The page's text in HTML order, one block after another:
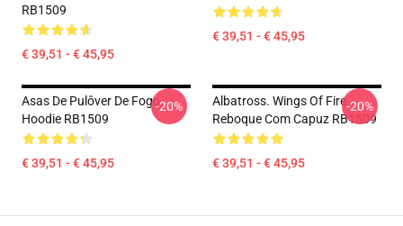
RB1509
€ 39,51 - € 45,95
€ 39,51 - € 45,95
Asas De Pulôver De Fogo
Hoodie RB1509
€ 39,51 - € 45,95
-20%
Albatross. Wings Of Fire
Reboque Com Capuz RB1509
€ 39,51 - € 45,95
-20%